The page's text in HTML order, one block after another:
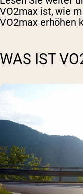
VO2max ist, wie
VO2max erhöhen
WAS IST